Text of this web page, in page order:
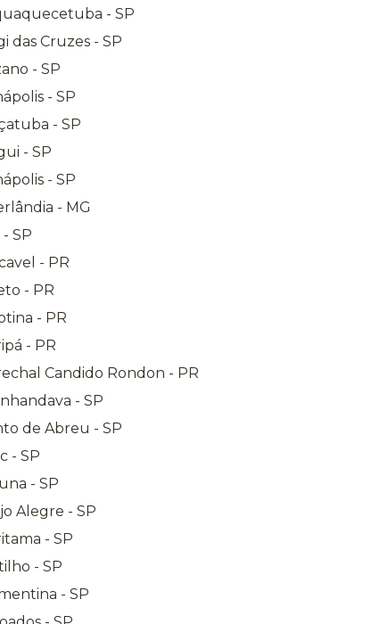
- SP
das Cruzes - SP
- SP
- SP
- SP
- SP
- SP
- MG
SP
- PR
- PR
- PR
- PR
Candido Rondon - PR
- SP
de Abreu - SP
- SP
- SP
Alegre - SP
- SP
- SP
- SP